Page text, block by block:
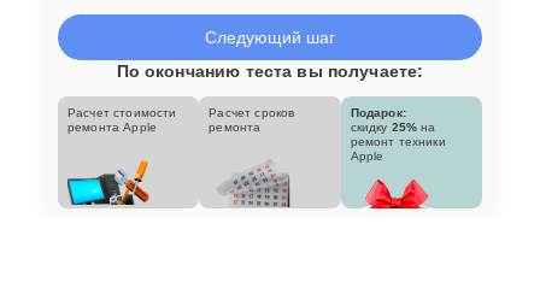
Следующий шаг
По окончанию теста вы получаете:
Расчет стоимости
ремонта Apple
Расчет сроков
ремонта
Подарок:
скидку 25% на
ремонт техники
Apple